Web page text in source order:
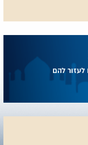
לעזור להם